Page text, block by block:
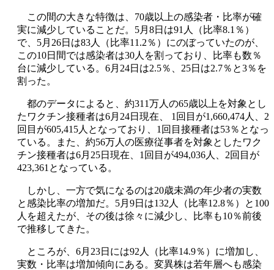
この間の大きな特徴は、70歳以上の感染者・比率が確
実に減少していることだ。5月8日は91人（比率8.1％）
で、5月26日は83人（比率11.2％）にのぼっていたのが、
この10日間では感染者は30人を割っており、比率も数％
台に減少している。6月24日は2.5％、25日は2.7％と3％を
割った。
都のデータによると、約311万人の65歳以上を対象とし
たワクチン接種者は6月24日現在、 1回目が1,660,474人、2
回目が605,415人となっており、1回目接種者は53％となっ
ている。また、約56万人の医療従事者を対象としたワク
チン接種者は6月25日現在、1回目が494,036人、2回目が
423,361となっている。
しかし、一方で気になるのは20歳未満の年少者の実数
と感染比率の増加だ。5月9日は132人（比率12.8％）と100
人を超えたが、その後は徐々に減少し、比率も10％前後
で推移してきた。
ところが、6月23日には92人（比率14.9％）に増加し、
実数・比率は増加傾向にある。変異株は若年層へも感染